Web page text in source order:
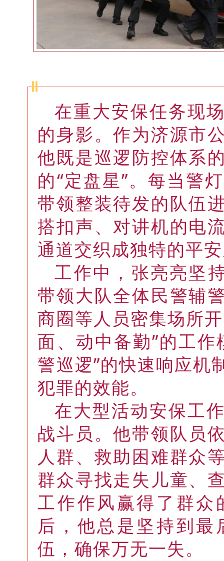
在重大安保任务现
的身影。作为济源市
他既是巡逻防控体系
的“定盘星”。每当警
带领整装待发的队伍
搭扣声、对讲机的电
通道交织成独特的平
工作中，张亮亮坚
带领大队全体民警辅
商圈等人员密集场所
面、动中备勤”的工
警巡逻”的快速响应机
犯罪的效能。
在大型活动安保工
战斗员。他带领队员
人群、救助困难群众
群众寻找走失儿童、
工作作风赢得了群
后，他总是坚持到
伍，确保万无一失。